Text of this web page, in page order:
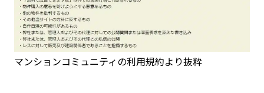
マンションコミュニティの利用規約より抜粋